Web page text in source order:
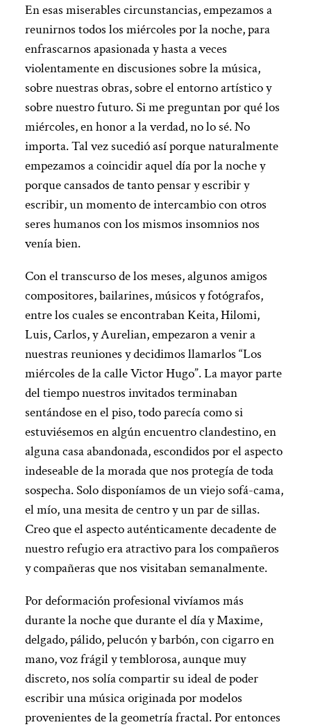
En esas miserables circunstancias, empezamos a
reunirnos todos los miércoles por la noche, para
enfrascarnos apasionada y hasta a veces
violentamente en discusiones sobre la música,
sobre nuestras obras, sobre el entorno artístico y
sobre nuestro futuro. Si me preguntan por qué los
miércoles, en honor a la verdad, no lo sé. No
importa. Tal vez sucedió así porque naturalmente
empezamos a coincidir aquel día por la noche y
porque cansados de tanto pensar y escribir y
escribir, un momento de intercambio con otros
seres humanos con los mismos insomnios nos
venía bien.
Con el transcurso de los meses, algunos amigos
compositores, bailarines, músicos y fotógrafos,
entre los cuales se encontraban Keita, Hilomi,
Luis, Carlos, y Aurelian, empezaron a venir a
nuestras reuniones y decidimos llamarlos “Los
miércoles de la calle Victor Hugo”. La mayor parte
del tiempo nuestros invitados terminaban
sentándose en el piso, todo parecía como si
estuviésemos en algún encuentro clandestino, en
alguna casa abandonada, escondidos por el aspecto
indeseable de la morada que nos protegía de toda
sospecha. Solo disponíamos de un viejo sofá-cama,
el mío, una mesita de centro y un par de sillas.
Creo que el aspecto auténticamente decadente de
nuestro refugio era atractivo para los compañeros
y compañeras que nos visitaban semanalmente.
Por deformación profesional vivíamos más
durante la noche que durante el día y Maxime,
delgado, pálido, pelucón y barbón, con cigarro en
mano, voz frágil y temblorosa, aunque muy
discreto, nos solía compartir su ideal de poder
escribir una música originada por modelos
provenientes de la geometría fractal. Por entonces